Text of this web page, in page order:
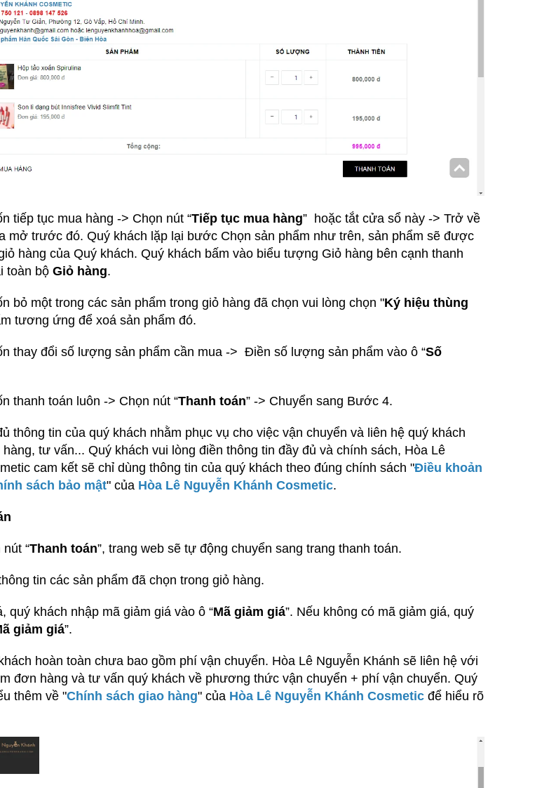
tiếp tục mua hàng -> Chọn nút “Tiếp tục mua hàng” hoặc tắt cửa sổ này -> Trở về
mở trước đó. Quý khách lặp lại bước Chọn sản phẩm như trên, sản phẩm sẽ được
hàng của Quý khách. Quý khách bấm vào biểu tượng Giỏ hàng bên cạnh thanh
toàn bộ Giỏ hàng.
bỏ một trong các sản phẩm trong giỏ hàng đã chọn vui lòng chọn "Ký hiệu thùng
tương ứng để xoá sản phẩm đó.
thay đổi số lượng sản phẩm cần mua -> Điền số lượng sản phẩm vào ô “Số
thanh toán luôn -> Chọn nút “Thanh toán” -> Chuyển sang Bước 4.
thông tin của quý khách nhằm phục vụ cho việc vận chuyển và liên hệ quý khách
tư vấn... Quý khách vui lòng điền thông tin đầy đủ và chính sách, Hòa Lê
cam kết sẽ chỉ dùng thông tin của quý khách theo đúng chính sách "Điều khoản
sách bảo mật" của Hòa Lê Nguyễn Khánh Cosmetic.
“Thanh toán”, trang web sẽ tự động chuyển sang trang thanh toán.
tin các sản phẩm đã chọn trong giỏ hàng.
quý khách nhập mã giảm giá vào ô “Mã giảm giá”. Nếu không có mã giảm giá, quý
giảm giá”.
hoàn toàn chưa bao gồm phí vận chuyển. Hòa Lê Nguyễn Khánh sẽ liên hệ với
đơn hàng và tư vấn quý khách về phương thức vận chuyển + phí vận chuyển. Quý
thêm về "Chính sách giao hàng" của Hòa Lê Nguyễn Khánh Cosmeticđể hiểu rõ